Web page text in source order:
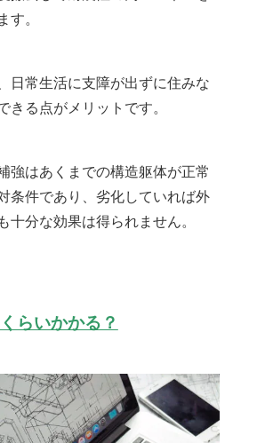
す。
日常生活に支障が出ずに住みな
きる点がメリットです。
強はあくまでの構造躯体が正常
条件であり、劣化していれば外
十分な効果は得られません。
らいかかる？